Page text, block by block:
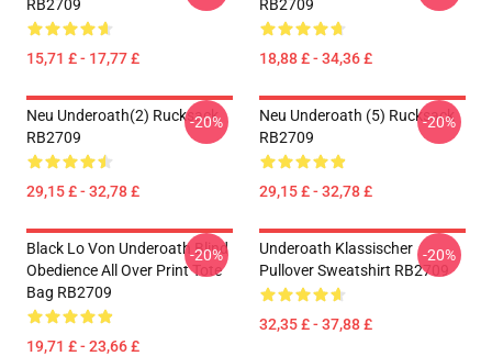
RB2709
15,71 £ - 17,77 £
RB2709
18,88 £ - 34,36 £
Neu Underoath(2) Rucksack
RB2709
29,15 £ - 32,78 £
-20%
Neu Underoath (5) Rucksack
RB2709
29,15 £ - 32,78 £
-20%
Black Lo Von Underoath Blind
Obedience All Over Print Tote
Bag RB2709
19,71 £ - 23,66 £
-20%
Underoath Klassischer
Pullover Sweatshirt RB2709
32,35 £ - 37,88 £
-20%